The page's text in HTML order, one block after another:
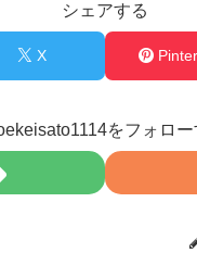
シェアする
X
をフォロー